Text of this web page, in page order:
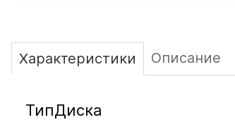
Характеристики Описание
ТипДиска